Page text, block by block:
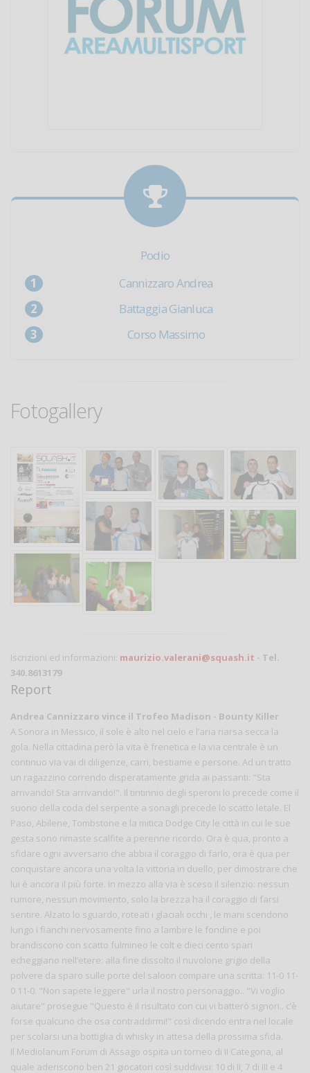
Podio
Cannizzaro Andrea
Battaggia Gianluca
Corso Massimo
Fotogallery
Iscrizioni ed informazioni: maurizio.valerani@squash.it - Tel.
340.8613179
Report
Andrea Cannizzaro vince il Trofeo Madison - Bounty Killer
A Sonora in Messico, il sole è alto nel cielo e l’aria riarsa secca la
gola. Nella cittadina però la vita è frenetica e la via centrale è un
continuo via vai di diligenze, carri, bestiame e persone. Ad un tratto
un ragazzino correndo disperatamente grida ai passanti: "Sta
arrivando! Sta arrivando!". Il tintinnio degli speroni lo precede come il
suono della coda del serpente a sonagli precede lo scatto letale. El
Paso, Abilene, Tombstone e la mitica Dodge City le città in cui le sue
gesta sono rimaste scalfite a perenne ricordo. Ora è qua, pronto a
sfidare ogni avversario che abbia il coraggio di farlo, ora è qua per
conquistare ancora una volta la vittoria in duello, per dimostrare che
lui è ancora il più forte. In mezzo alla via è sceso il silenzio: nessun
rumore, nessun movimento, solo la brezza ha il coraggio di farsi
sentire. Alzato lo sguardo, roteati i glaciali occhi , le mani scendono
lungo i fianchi nervosamente fino a lambire le fondine e poi
brandiscono con scatto fulmineo le colt e dieci cento spari
echeggiano nell’etere: alla fine dissolto il nuvolone grigio della
polvere da sparo sulle porte del saloon compare una scritta: 11-0 11-
0 11-0. "Non sapete leggere" urla il nostro personaggio.. "Vi voglio
aiutare" prosegue "Questo è il risultato con cui vi batterò signori.. c’è
forse qualcuno che osa contraddirmi!" così dicendo entra nel locale
per scolarsi una bottiglia di whisky in attesa della prossima sfida.
Il Mediolanum Forum di Assago ospita un torneo di II Categoria, al
quale aderiscono ben 21 giocatori così suddivisi: 10 di II, 7 di III e 4